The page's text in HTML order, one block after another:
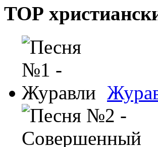
ТОР